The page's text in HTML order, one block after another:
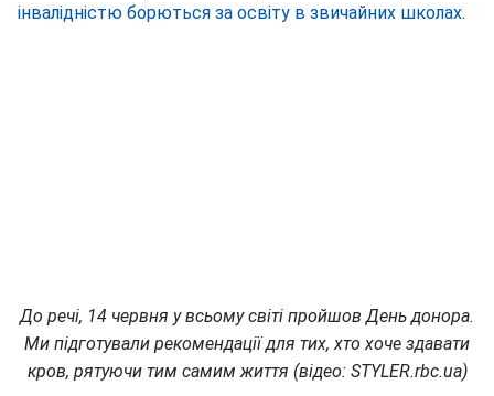
інвалідністю борються за освіту в звичайних школах.
До речі, 14 червня у всьому світі пройшов День донора.
Ми підготували рекомендації для тих, хто хоче здавати
кров, рятуючи тим самим життя (відео: STYLER.rbc.ua)